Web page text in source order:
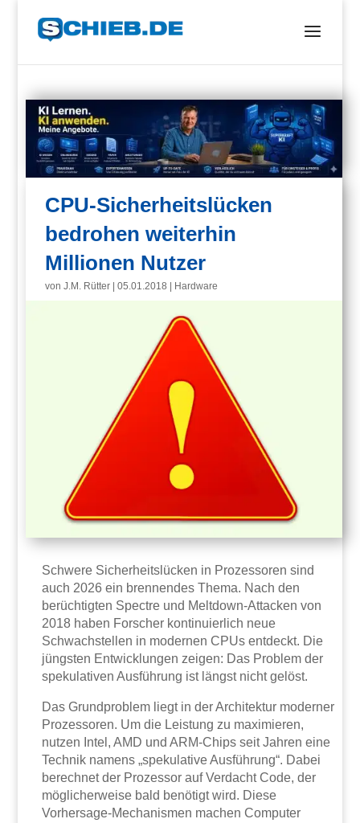
CPU-Sicherheitslücken
bedrohen weiterhin
Millionen Nutzer
vonJ.M. Rütter |05.01.2018 Hardware
Schwere Sicherheitslücken in Prozessoren sind
auch 2026 ein brennendes Thema. Nach den
berüchtigten Spectre und Meltdown-Attacken von
2018 haben Forscher kontinuierlich neue
Schwachstellen in modernen CPUs entdeckt. Die
jüngsten Entwicklungen zeigen: Das Problem der
spekulativen Ausführung ist längst nicht gelöst.
Das Grundproblem liegt in der Architektur moderner
Prozessoren. Um die Leistung zu maximieren,
nutzen Intel, AMD und ARM-Chips seit Jahren eine
Technik namens „spekulative Ausführung“. Dabei
berechnet der Prozessor auf Verdacht Code, der
möglicherweise bald benötigt wird. Diese
Vorhersage-Mechanismen machen Computer